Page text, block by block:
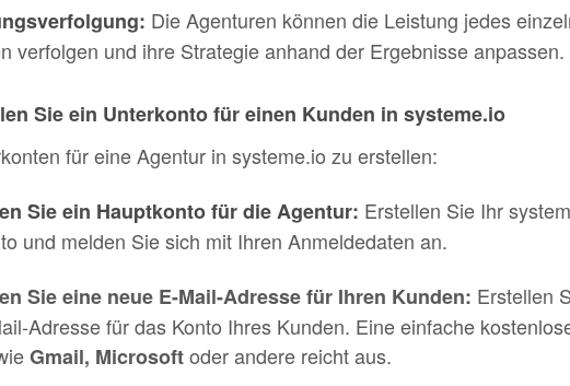
Die Agenturen können die Leistung jedes
verfolgen und ihre Strategie anhand der Ergebnisse anpassen.
Sie ein Unterkonto für einen Kunden in systeme.io
für eine Agentur in systeme.io zu erstellen:
Sie ein Hauptkonto für die Agentur: Erstellen Sie Ihr
und melden Sie sich mit Ihren Anmeldedaten an.
Sie eine neue E-Mail-Adresse für Ihren Kunden: Erstellen
Adresse für das Konto Ihres Kunden. Eine einfache
Gmail, Microsoftoder andere reicht aus.